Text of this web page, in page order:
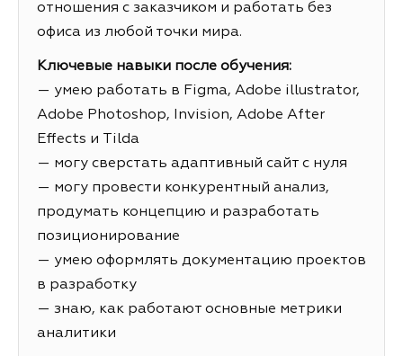
отношения с заказчиком и работать без
офиса из любой точки мира.
Ключевые навыки после обучения:
— умею работать в Figma, Adobe illustrator,
Adobe Photoshop, Invision, Adobe After
Effects и Tilda
— могу сверстать адаптивный сайт с нуля
— могу провести конкурентный анализ,
продумать концепцию и разработать
позиционирование
— умею оформлять документацию проектов
в разработку
— знаю, как работают основные метрики
аналитики